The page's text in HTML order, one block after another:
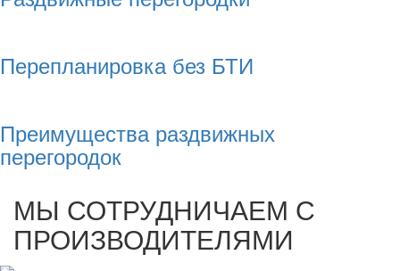
Перепланировка без БТИ
Преимущества раздвижных
перегородок
МЫ СОТРУДНИЧАЕМ С
ПРОИЗВОДИТЕЛЯМИ